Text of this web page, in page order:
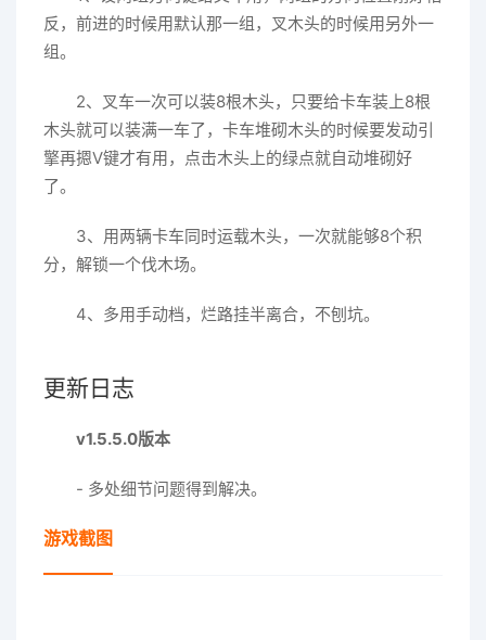
反，前进的时候用默认那一组，叉木头的时候用另外一
组。
2、叉车一次可以装8根木头，只要给卡车装上8根
木头就可以装满一车了，卡车堆砌木头的时候要发动引
擎再摁V键才有用，点击木头上的绿点就自动堆砌好
了。
3、用两辆卡车同时运载木头，一次就能够8个积
分，解锁一个伐木场。
4、多用手动档，烂路挂半离合，不刨坑。
更新日志
v1.5.5.0版本
- 多处细节问题得到解决。
游戏截图